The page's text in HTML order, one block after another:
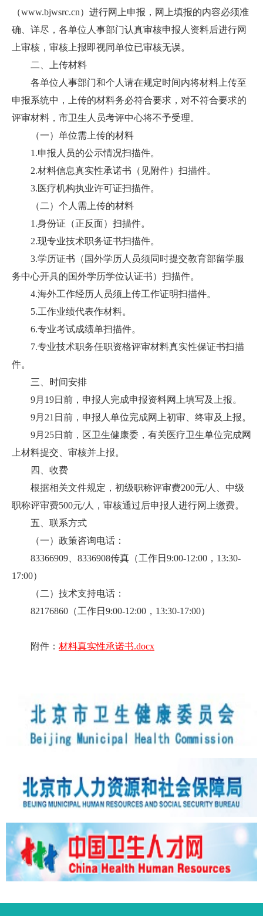
（www.bjwsrc.cn）进行网上申报，网上填报的内容必须准
确、详尽，各单位人事部门认真审核申报人资料后进行网
上审核，审核上报即视同单位已审核无误。
二、上传材料
各单位人事部门和个人请在规定时间内将材料上传至
申报系统中，上传的材料务必符合要求，对不符合要求的
评审材料，市卫生人员考评中心将不予受理。
（一）单位需上传的材料
1.申报人员的公示情况扫描件。
2.材料信息真实性承诺书（见附件） 扫描件。
3.医疗机构执业许可证扫描件。
（二）个人需上传的材料
1.身份证（正反面）扫描件。
2.现专业技术职务证书扫描件。
3.学历证书（国外学历人员须同时提交教育部留学服
务中心开具的国外学历学位认证书）扫描件。
4.海外工作经历人员须上传工作证明扫描件。
5.工作业绩代表作材料。
6.专业考试成绩单扫描件。
7.专业技术职务任职资格评审材料真实性保证书扫描
件。
三、时间安排
9月19日前，申报人完成申报资料网上填写及上报。
9月21日前，申报人单位完成网上初审、终审及上报。
9月25日 前，区卫生健康委，有关医疗卫生单位完成网
上材料提交、审核并上报。
四、收费
根据相关文件规定，初级职称评审费200元/人、中级
职称评审费500元/人，审核通过后申报人进行网上缴费。
五、联系方式
（一）政策咨询电话：
83366909 、8336908传真（工作日9:00-12:00，13:30-
17:00）
（二）技术支持电话：
82176860 （工作日9:00-12:00，13:30-17:00）
附件： 材料真实性承诺书.docx